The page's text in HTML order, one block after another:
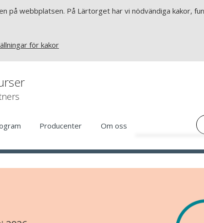
på webbplatsen. På Lärtorget har vi nödvändiga kakor,
för kakor
Producenter Om oss